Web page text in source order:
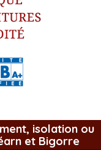
isolation ou
et Bigorre